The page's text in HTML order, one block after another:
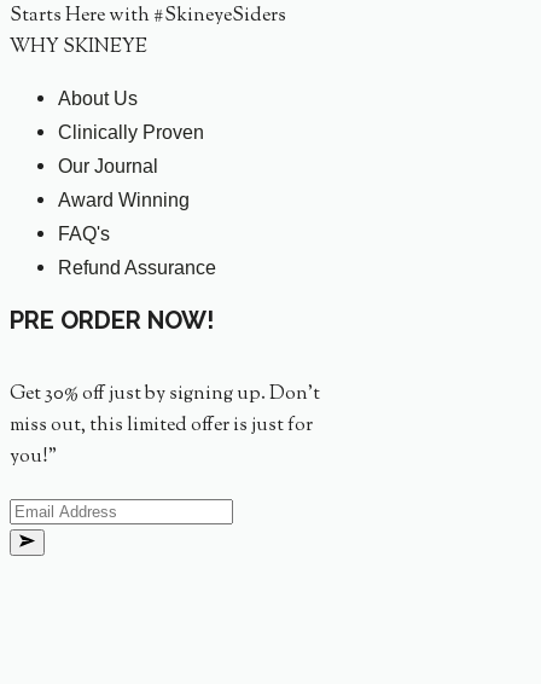
Starts Here with #SkineyeSiders
WHY SKINEYE
About Us
Clinically Proven
Our Journal
Award Winning
FAQ's
Refund Assurance
PRE ORDER NOW!
Get 30% off just by signing up. Don’t
miss out, this limited offer is just for
you!”